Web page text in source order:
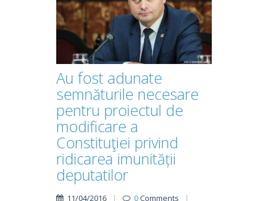
Au fost adunate
semnăturile necesare
pentru proiectul de
modificare a
Constituţiei privind
ridicarea imunității
deputatilor
11/04/2016 | 0Comments
|